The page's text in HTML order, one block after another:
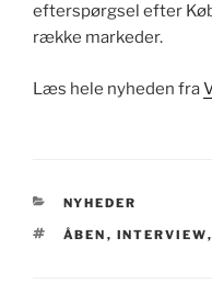
efterspørgsel efter
række markeder.
Læs hele nyheden fra
KATEGORIER
NYHEDER
TAGS
ÅBEN , INTERVIEW,